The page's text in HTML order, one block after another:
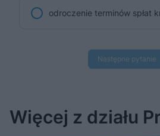
odroczenie terminów spłat
Następne pytanie
Więcej z działu